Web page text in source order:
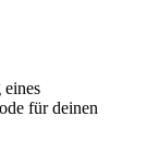
eines
für deinen